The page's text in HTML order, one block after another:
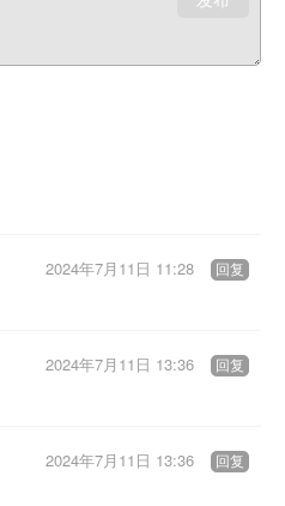
2024年7月11日 11:28 回复
2024年7月11日 13:36 回复
2024年7月11日 13:36 回复